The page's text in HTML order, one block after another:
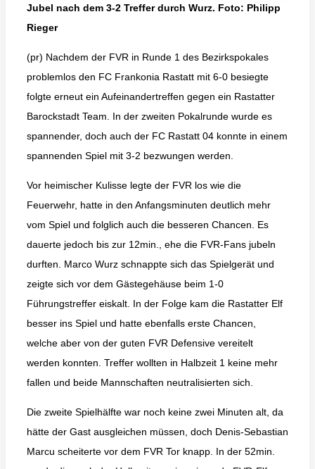
Jubel nach dem 3-2 Treffer durch Wurz. Foto: Philipp
Rieger
(pr) Nachdem der FVR in Runde 1 des Bezirkspokales
problemlos den FC Frankonia Rastatt mit 6-0 besiegte
folgte erneut ein Aufeinandertreffen gegen ein Rastatter
Barockstadt Team. In der zweiten Pokalrunde wurde es
spannender, doch auch der FC Rastatt 04 konnte in einem
spannenden Spiel mit 3-2 bezwungen werden.
Vor heimischer Kulisse legte der FVR los wie die
Feuerwehr, hatte in den Anfangsminuten deutlich mehr
vom Spiel und folglich auch die besseren Chancen. Es
dauerte jedoch bis zur 12min., ehe die FVR-Fans jubeln
durften. Marco Wurz schnappte sich das Spielgerät und
zeigte sich vor dem Gästegehäuse beim 1-0
Führungstreffer eiskalt. In der Folge kam die Rastatter Elf
besser ins Spiel und hatte ebenfalls erste Chancen,
welche aber von der guten FVR Defensive vereitelt
werden konnten. Treffer wollten in Halbzeit 1 keine mehr
fallen und beide Mannschaften neutralisierten sich.
Die zweite Spielhälfte war noch keine zwei Minuten alt, da
hätte der Gast ausgleichen müssen, doch Denis-Sebastian
Marcu scheiterte vor dem FVR Tor knapp. In der 52min.